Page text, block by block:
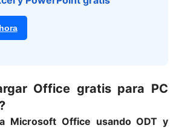
Office gratis para PC
Microsoft Office usando ODT y